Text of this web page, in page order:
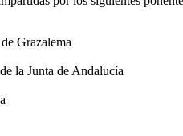
Grazalema
la Junta de Andalucía